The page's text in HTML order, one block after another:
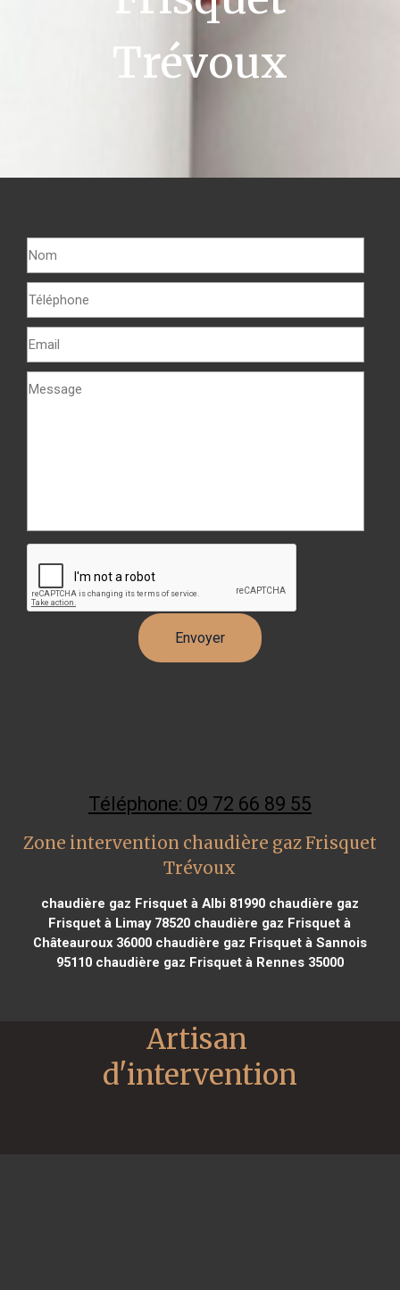
Trévoux
Téléphone: 09 72 66 89 55
Zone intervention chaudière gaz Frisquet
Trévoux
chaudière gaz Frisquet à Albi 81990chaudière gaz
Frisquet à Limay 78520 chaudière gaz Frisquet à
Châteauroux 36000chaudière gaz Frisquet à Sannois
95110chaudière gaz Frisquet à Rennes 35000
Artisan
d'intervention